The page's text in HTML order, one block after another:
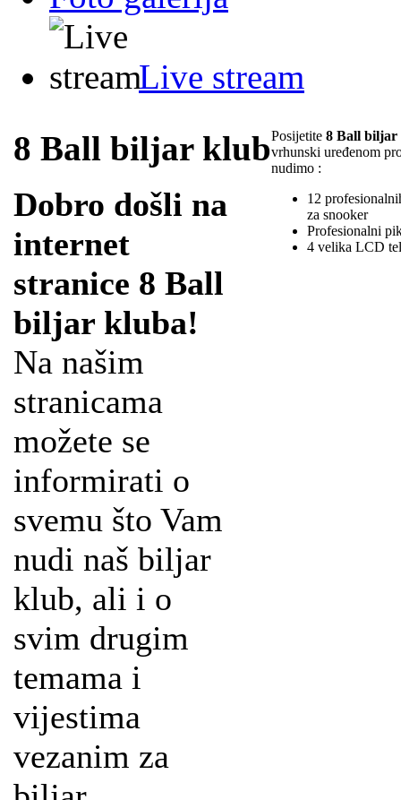
Live stream
8 Ball biljar klub
Dobro došli na
internet
stranice 8 Ball
biljar kluba!
Na našim
stranicama
možete se
informirati o
svemu što Vam
nudi naš biljar
klub, ali i o
svim drugim
temama i
vijestima
vezanim za
Posijetite 8 Ball biljar
vrhunski uređenom
nudimo :
12
za snooker
Profesionalni
4 velika LCD